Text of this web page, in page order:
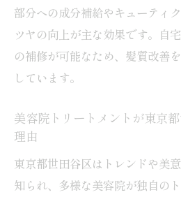
トリートメントが得意
チェックポイント
院の特徴
準とは
おすすめの美容院で髪
部分への成分補給やキューティ
ツヤの向上が主な効果です。自
の補修が可能なため、髪質改善
しています。
美容院トリートメントが東京
理由
東京都世田谷区はトレンドや美
知られ、多様な美容院が独自の